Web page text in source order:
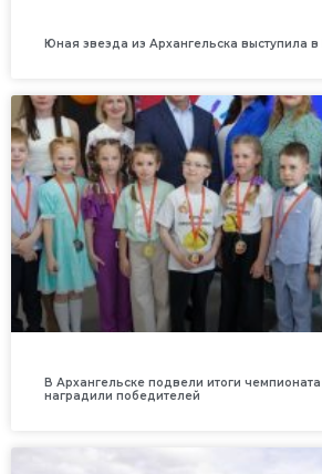
Юная звезда из Архангельска выступила
В Архангельске подвели итоги
наградили победителей